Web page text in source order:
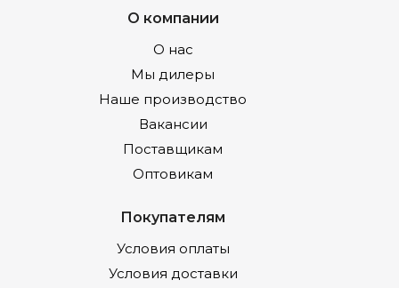
О компании
О нас
Мы дилеры
Наше производство
Вакансии
Поставщикам
Оптовикам
Покупателям
Условия оплаты
Условия доставки